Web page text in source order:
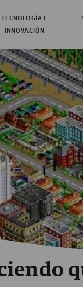
TECNOLOGÍA E
INNOVACIÓN